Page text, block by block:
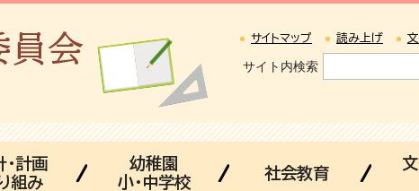
サイトマップ 読み上げ
サイト内検索
・計画
組み
幼稚園
小・中学校
社会教育